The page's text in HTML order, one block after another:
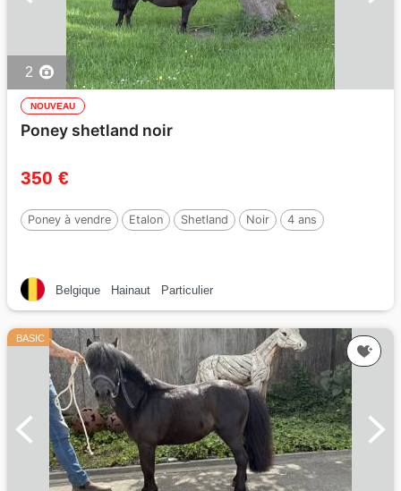
2
NOUVEAU
Poney shetland noir
350 €
Poney à vendre Etalon Shetland Noir 4 ans
Belgique Hainaut Particulier
BASIC